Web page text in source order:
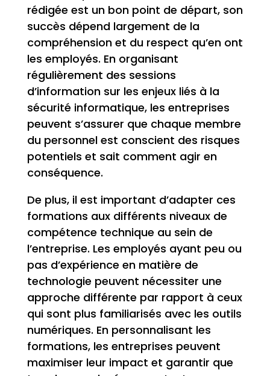
rédigée est un bon point de départ, son
succès dépend largement de la
compréhension et du respect qu’en ont
les employés. En organisant
régulièrement des sessions
d’information sur les enjeux liés à la
sécurité informatique, les entreprises
peuvent s’assurer que chaque membre
du personnel est conscient des risques
potentiels et sait comment agir en
conséquence.
De plus, il est important d’adapter ces
formations aux différents niveaux de
compétence technique au sein de
l’entreprise. Les employés ayant peu ou
pas d’expérience en matière de
technologie peuvent nécessiter une
approche différente par rapport à ceux
qui sont plus familiarisés avec les outils
numériques. En personnalisant les
formations, les entreprises peuvent
maximiser leur impact et garantir que